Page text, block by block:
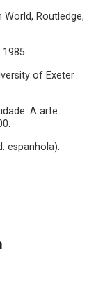
World, Routledge,
of Exeter
A arte
espanhola).